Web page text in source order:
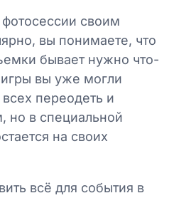
своим
вы понимаете, что
бывает нужно что-
игры вы уже могли
всех переодеть и
но в специальной
на своих
всё для события в